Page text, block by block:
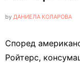
by ДАНИЕЛА КОЛАРОВА
Според
Ройтерс,